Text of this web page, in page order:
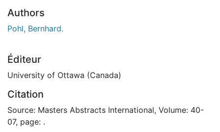
Authors
Pohl, Bernhard.
Éditeur
University of Ottawa (Canada)
Citation
Source: Masters Abstracts International, Volume: 40-
07, page: .